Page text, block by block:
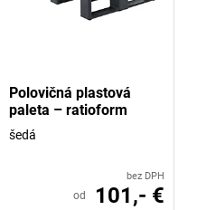
Polovičná plastová
paleta – ratioform
šedá
bez DPH
od 101,- €